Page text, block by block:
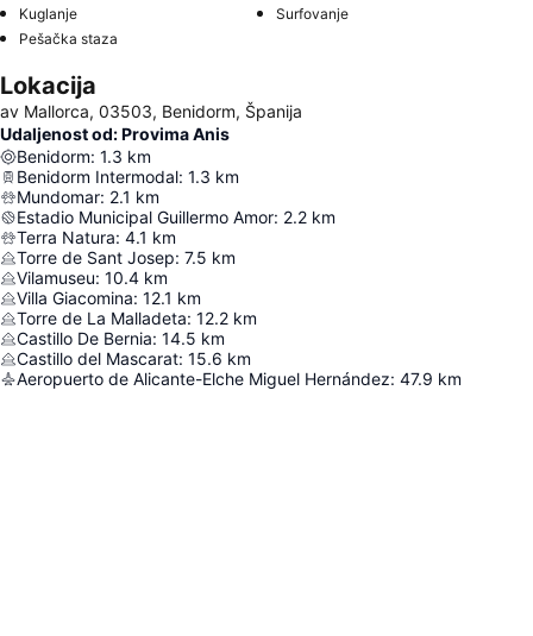
Kuglanje
Surfovanje
Pešačka staza
Lokacija
av Mallorca, 03503, Benidorm, Španija
Udaljenost od: Provima Anis
Benidorm: 1.3 km
Benidorm Intermodal: 1.3 km
Mundomar: 2.1 km
Estadio Municipal Guillermo Amor: 2.2 km
Terra Natura: 4.1 km
Torre de Sant Josep: 7.5 km
Vilamuseu: 10.4 km
Villa Giacomina: 12.1 km
Torre de La Malladeta: 12.2 km
Castillo De Bernia: 14.5 km
Castillo del Mascarat: 15.6 km
Aeropuerto de Alicante-Elche Miguel Hernández: 47.9 km